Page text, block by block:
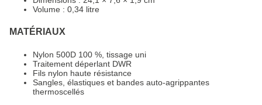
Volume : 0,34 litre
MATÉRIAUX
Nylon 500D 100 %, tissage uni
Traitement déperlant DWR
Fils nylon haute résistance
Sangles, élastiques et bandes auto-agrippantes
thermoscellés